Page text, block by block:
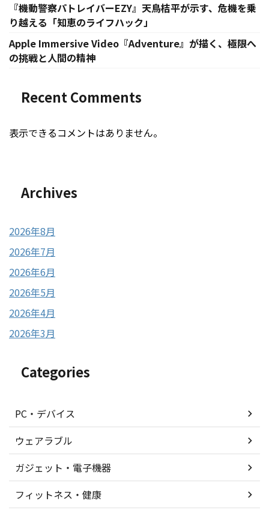
『機動警察パトレイバーEZY』天鳥桔平が示す、危機を乗
り越える「知恵のライフハック」
Apple Immersive Video『Adventure』が描く、極限へ
の挑戦と人間の精神
Recent Comments
表示できるコメントはありません。
Archives
2026年8月
2026年7月
2026年6月
2026年5月
2026年4月
2026年3月
Categories
PC・デバイス
ウェアラブル
ガジェット・電子機器
フィットネス・健康